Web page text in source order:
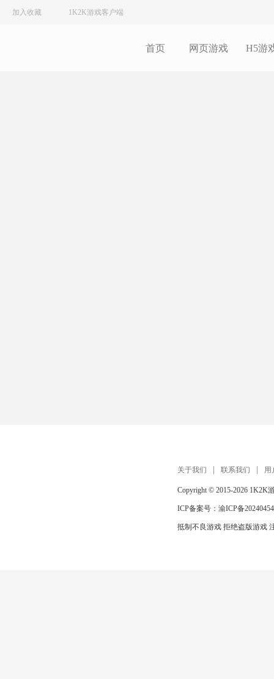
加入收藏 1K2K游戏客户端
首页 网页游戏 H5游
关于我们 联系我们 用
Copyright © 2015-2026 1K2K
ICP备案号： 渝ICP备
抵制不良游戏 拒绝盗版游戏